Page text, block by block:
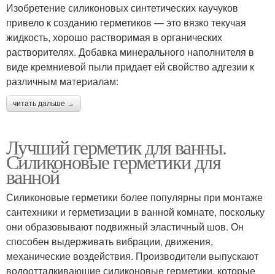
Изобретение силиконовых синтетических каучуков
привело к созданию герметиков — это вязко текучая
жидкость, хорошо растворимая в органических
растворителях. Добавка минерального наполнителя в
виде кремниевой пыли придает ей свойство адгезии к
различным материалам:
читать дальше →
Лучший герметик для ванны.
Силиконовые герметики для
ванной
Силиконовые герметики более популярны при монтаже
сантехники и герметизации в ванной комнате, поскольку
они образовывают подвижный эластичный шов. Он
способен выдерживать вибрации, движения,
механические воздействия. Производители выпускают
водоотталкивающие силиконовые герметики, которые